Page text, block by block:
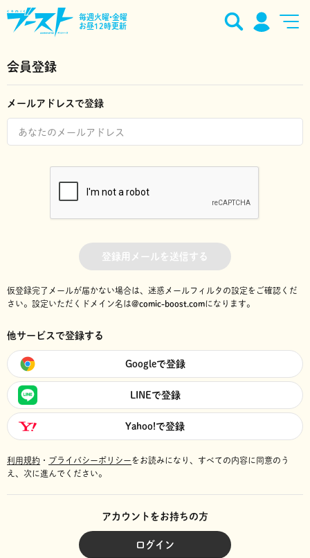
毎週火曜•金曜
お昼12時更新
会員登録
メールアドレスで登録
登録用メールを送信する
仮登録完了メールが届かない場合は、迷惑メールフィルタの設定をご確認くだ
さい。 設定いただくドメイン名は@comic-boost.comになります。
他サービスで登録する
Googleで登録
LINEで登録
Yahoo!で登録
利用規約 ・ プライバシーポリシーをお読みになり、 すべての内容に同意のう
え、次に進んでください。
アカウントをお持ちの方
ログイン